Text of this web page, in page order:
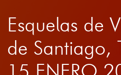
Esquelas de
de Santiago,